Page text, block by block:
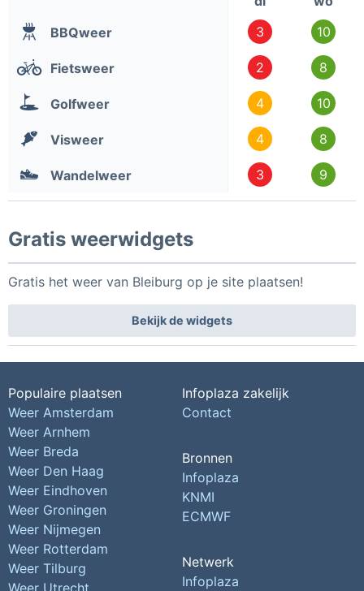
BBQweer
3 10
Fietsweer 2 8
Golfweer 4 10
Visweer 4 8
Wandelweer 3 9
Gratis weerwidgets
Gratis het weer van Bleiburg op je site plaatsen!
Bekijk de widgets
Populaire plaatsen
Weer Amsterdam
Weer Arnhem
Weer Breda
Weer Den Haag
Weer Eindhoven
Weer Groningen
Weer Nijmegen
Weer Rotterdam
Weer Tilburg
Infoplaza zakelijk
Contact
Bronnen
Infoplaza
KNMI
ECMWF
Netwerk
Infoplaza